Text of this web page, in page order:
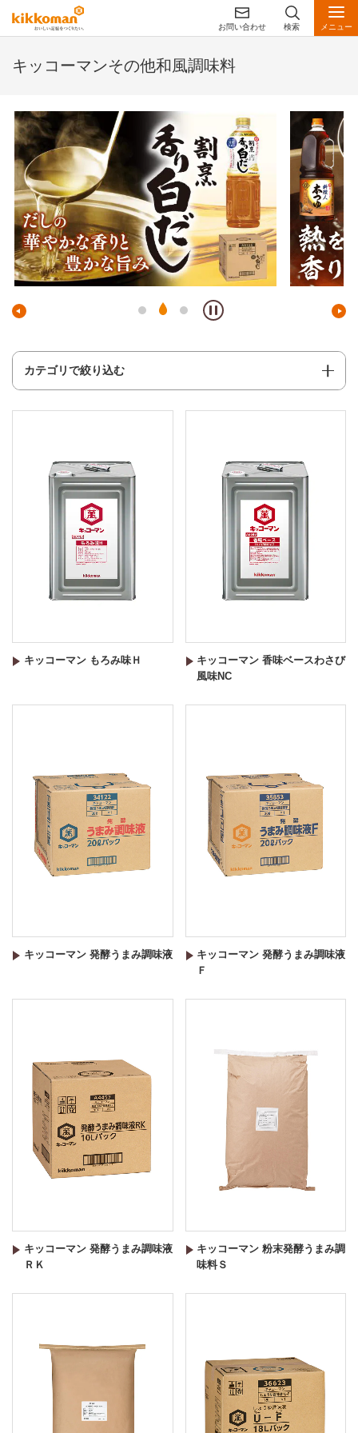
お問い合わせ 検索 メニュー
キッコーマンその他和風調味料
カテゴリで絞り込む
キッコーマン もろみ味Ｈ
キッコーマン 香味ベースわさび
風味NC
キッコーマン 発酵うまみ調味液
キッコーマン 発酵うまみ調味液
Ｆ
キッコーマン 発酵うまみ調味液
ＲＫ
キッコーマン 粉末発酵うまみ調
味料Ｓ